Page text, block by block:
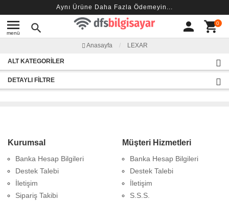
Aynı Ürüne Daha Fazla Ödemeyin...
menu
menü search person shopping_cart0
Anasayfa LEXAR
ALT KATEGORILER
DETAYLI FILTRE
Kurumsal
Banka Hesap Bilgileri
Destek Talebi
İletişim
Sipariş Takibi
Müşteri Hizmetleri
Banka Hesap Bilgileri
Destek Talebi
İletişim
S.S.S.